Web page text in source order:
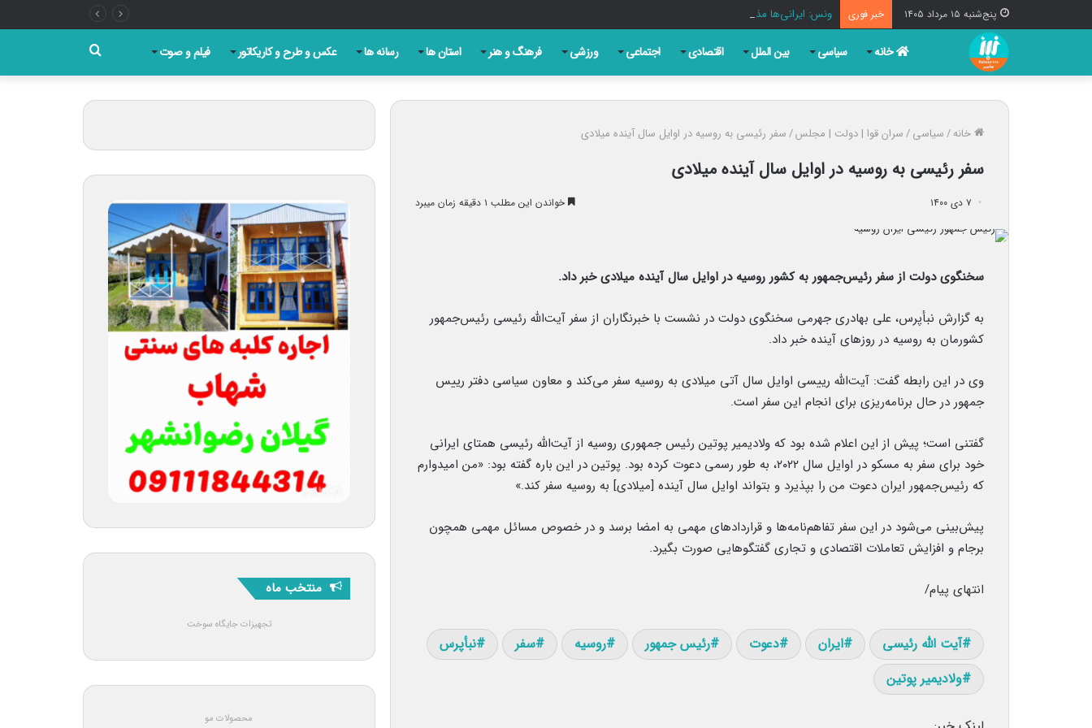
پنج‌شنبه ۱۵ مرداد ۱۴۰۵ خبر فوری ونس: ایرانی‌ها مذاکره‌کنندگان سرسختی هستند
خانه سیاسی بین الملل اقتصادی اجتماعی ورزشی فرهنگ و هنر استان ها رسانه ها عکس و طرح و کاریکاتور فیلم و صوت
برای
خانه/سیاسی/سران قوا | دولت | مجلس/سفر رئیسی به روسیه در اوایل سال آینده میلادی
سفر رئیسی به روسیه در اوایل سال آینده میلادی
۷ دی ۱۴۰۰ خواندن این مطلب ۱ دقیقه زمان میبرد
سخنگوی دولت از سفر رئیس‌جمهور به کشور روسیه در اوایل سال آینده میلادی خبر داد.
به گزارش نبأپرس، علی بهادری جهرمی سخنگوی دولت در نشست با خبرنگاران از سفر آیت‌الله رئیسی رئیس‌جمهور
کشورمان به روسیه در روزهای آینده خبر داد.
وی در این رابطه گفت: آیت‌الله رییسی اوایل سال آتی میلادی به روسیه سفر می‌کند و معاون سیاسی دفتر رییس
جمهور در حال برنامه‌ریزی برای انجام این سفر است.
گفتنی است؛ پیش از این اعلام شده بود که ولادیمیر پوتین رئیس جمهوری روسیه از آیت‌الله رئیسی همتای ایرانی
خود برای سفر به مسکو در اوایل سال ۲۰۲۲، به طور رسمی دعوت کرده بود. پوتین در این باره گفته بود: «من امیدوارم
که رئیس‌جمهور ایران دعوت من را بپذیرد و بتواند اوایل سال آینده [میلادی] به روسیه سفر کند.»
پیش‌بینی می‌شود در این سفر تفاهم‌نامه‌ها و قراردادهای مهمی به امضا برسد و در خصوص مسائل مهمی همچون
برجام و افزایش تعاملات اقتصادی و تجاری گفتگوهایی صورت بگیرد.
انتهای پیام/
آیت الله رئیسی ایران دعوت رئیس جمهور روسیه سفر
نبأپرس
ولادیمیر پوتین
منتخب ماه
تجهیزات جایگاه سوخت
محصولات مو